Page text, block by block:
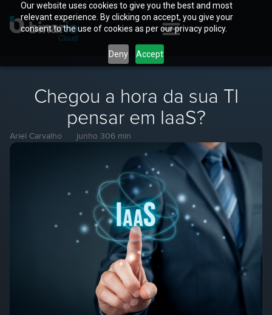
Our website uses cookies to give you the best and most
relevant experience. By clicking on accept, you give your
consent to the use of cookies as per our privacy policy.
Deny Accept
Chegou a hora da sua TI
pensar em IaaS?
Ariel Carvalho junho 306 min